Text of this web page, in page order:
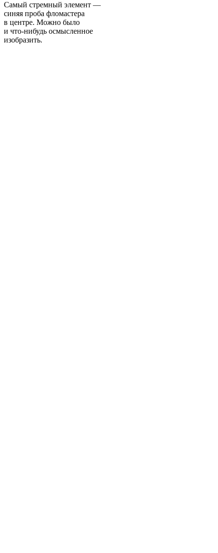
Самый стремный элемент —
синяя проба фломастера
в центре. Можно было
и что-нибудь осмысленное
изобразить.